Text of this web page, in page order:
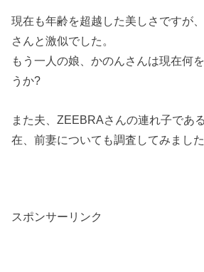
現在も年齢を超越した美しさですが
さんと激似でした。
もう一人の娘、かのんさんは現在何
うか?
また夫、ZEEBRAさんの連れ子であ
在、前妻についても調査してみました
スポンサーリンク